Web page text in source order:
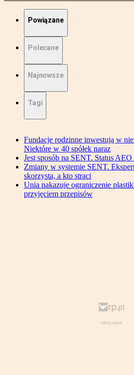
Powiązane
Polecane
Najnowsze
Tagi
Fundacje rodzinne inwestują w
Niektóre w 40 spółek naraz
Jest sposób na SENT. Status
Zmiany w systemie SENT.
skorzysta, a kto straci
Unia nakazuje ograniczenie
przyjęciem przepisów